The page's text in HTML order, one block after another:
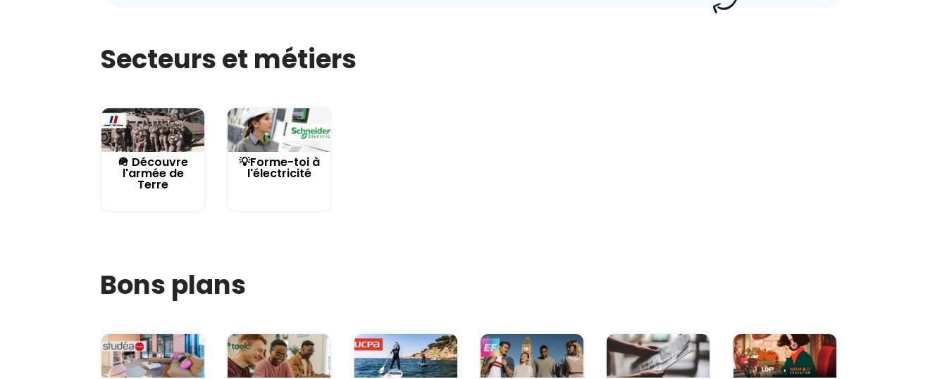
Secteurs et métiers
🪖 Découvre
l'armée de
Terre
💡Forme-toi à
l'électricité
Bons plans